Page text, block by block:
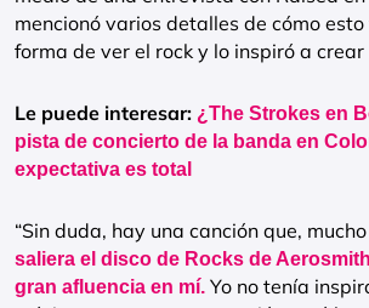
mencionó varios detalles de cómo
forma de ver el rock y lo inspiró a
Le puede interesar: ¿The Strokes en
pista de concierto de la banda en
expectativa es total
“Sin duda, hay una canción que,
saliera el disco de Rocks de
gran afluencia en mí. Yo no tenía